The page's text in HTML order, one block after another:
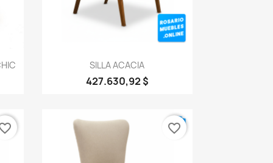
Vista rápida
SILLA ACACIA
427.630,92 $
favorite_border